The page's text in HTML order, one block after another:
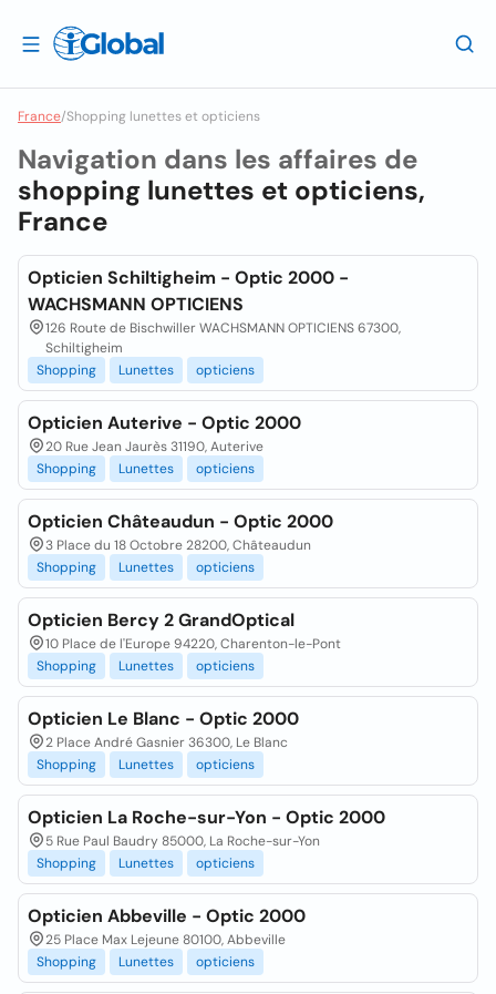
France/Shopping lunettes et opticiens
Navigation dans les affaires de
shopping lunettes et opticiens,
France
Opticien Schiltigheim - Optic 2000 -
WACHSMANN OPTICIENS
126 Route de Bischwiller WACHSMANN OPTICIENS 67300,
Schiltigheim
Shopping
Lunettes opticiens
Opticien Auterive - Optic 2000
20 Rue Jean Jaurès 31190, Auterive
Shopping
Lunettes opticiens
Opticien Châteaudun - Optic 2000
3 Place du 18 Octobre 28200, Châteaudun
Shopping
Lunettes opticiens
Opticien Bercy 2 GrandOptical
10 Place de l'Europe 94220, Charenton-le-Pont
Shopping
Lunettes opticiens
Opticien Le Blanc - Optic 2000
2 Place André Gasnier 36300, Le Blanc
Shopping
Lunettes opticiens
Opticien La Roche-sur-Yon - Optic 2000
5 Rue Paul Baudry 85000, La Roche-sur-Yon
Shopping
Lunettes opticiens
Opticien Abbeville - Optic 2000
25 Place Max Lejeune 80100, Abbeville
Shopping
Lunettes opticiens